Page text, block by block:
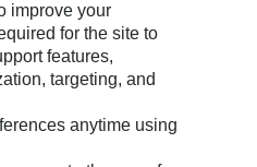
improve your
for the site to
features,
targeting, and
anytime using